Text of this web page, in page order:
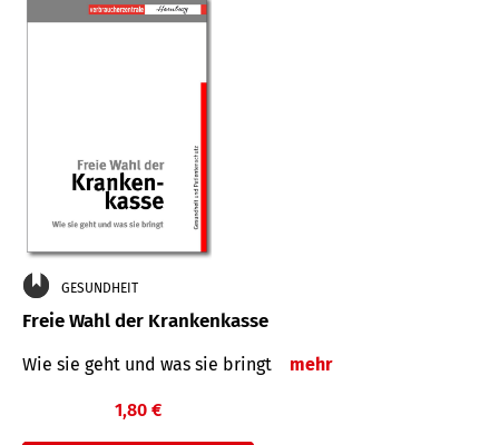
GESUNDHEIT
Freie Wahl der Krankenkasse
Wie sie geht und was sie bringt mehr
1,80 €